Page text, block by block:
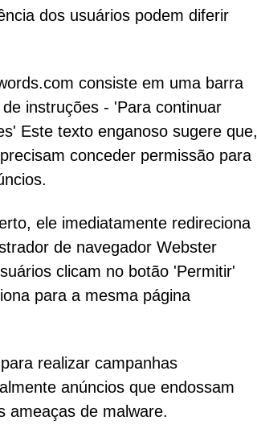
dos usuários podem diferir
consiste em uma barra
instruções - 'Para continuar
Este texto enganoso sugere que,
conceder permissão para
ele imediatamente redireciona
de navegador Webster
clicam no botão 'Permitir'
para a mesma página
realizar campanhas
anúncios que endossam
ameaças de malware.